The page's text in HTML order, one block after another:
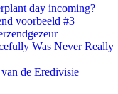
day incoming?
voorbeeld #3
Was Never Really
de Eredivisie